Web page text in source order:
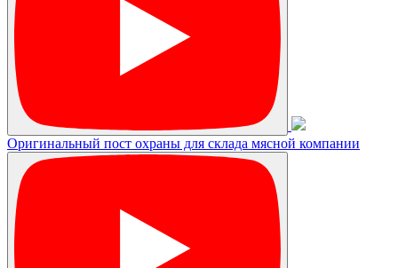
Оригинальный пост охраны для склада мясной компании